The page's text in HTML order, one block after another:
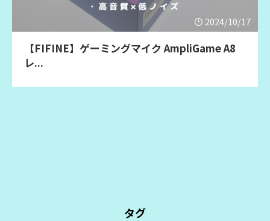
2024/10/17
【FIFINE】ゲーミングマイク AmpliGame A8
レ...
タグ